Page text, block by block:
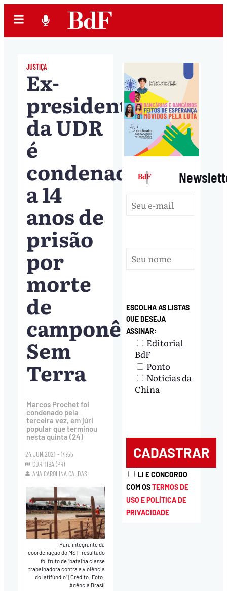
JUSTIÇA
Ex-
presidente
da UDR
é
condenado
a 14
anos de
prisão
por
morte
de
camponês
Sem
Terra
Marcos Prochet foi
condenado pela
terceira vez, em júri
popular que terminou
nesta quinta (24)
24.JUN.2021 - 14:55
CURITIBA (PR)
ANA CAROLINA CALDAS
Para integrante da
coordenação do MST, resultado
foi fruto de “batalha classe
trabalhadora contra a violência
do latifúndio”|Crédito: Foto:
Agência Brasil
|
ESCOLHA AS LISTAS
QUE DESEJA
ASSINAR:
Editorial
BdF
Ponto
Notícias da
China
LI E CONCORDO
COM OSTERMOS DE
USO E POLÍTICA DE
PRIVACIDADE